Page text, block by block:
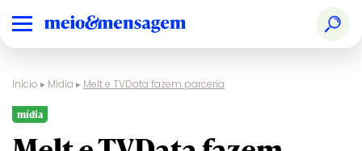
Início ▸ Mídia ▸ Melt e TVData fazem parceria
mídia